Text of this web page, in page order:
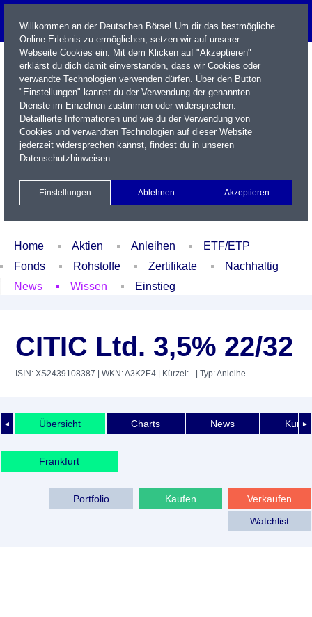
Name / WKN / ISIN / Kürzel
Xetra Realtime
Watchlist Portfolio Login
Home Aktien Anleihen
ETF/ETP
Fonds
Rohstoffe Zertifikate
Nachhaltig
News
Wissen Einstieg
CITIC Ltd. 3,5% 22/32
ISIN: XS2439108387 | WKN: A3K2E4 | Kürzel: - | Typ: Anleihe
◄ ►
Übersicht Charts News
Frankfurt
Verkaufen
Kaufen
Portfolio
Watchlist
Willkommen an der Deutschen Börse! Um dir das bestmögliche
Online-Erlebnis zu ermöglichen, setzen wir auf unserer
Webseite Cookies ein. Mit dem Klicken auf "Akzeptieren"
erklärst du dich damit einverstanden, dass wir Cookies oder
verwandte Technologien verwenden dürfen. Über den Button
"Einstellungen" kannst du der Verwendung der genannten
Dienste im Einzelnen zustimmen oder widersprechen.
Detaillierte Informationen und wie du der Verwendung von
Cookies und verwandten Technologien auf dieser Website
jederzeit widersprechen kannst, findest du in unseren
Datenschutzhinweisen.
Einstellungen Ablehnen Akzeptieren